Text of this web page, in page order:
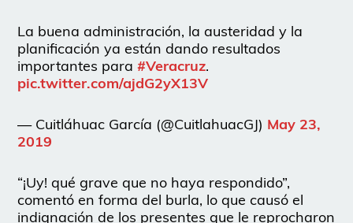
La buena administración, la austeridad y la
planificación ya están dando resultados
importantes para#Veracruz.
pic.twitter.com/ajdG2yX13V
— Cuitláhuac García (@CuitlahuacGJ) May 23,
2019
“¡Uy! qué grave que no haya respondido”,
comentó en forma del burla, lo que causó el
indignación de los presentes que le reprocharon